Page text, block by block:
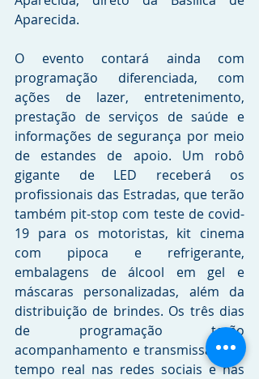
Aparecida.
O evento contará ainda com
programação diferenciada, com
ações de lazer, entretenimento,
prestação de serviços de saúde e
informações de segurança por meio
de estandes de apoio. Um robô
gigante de LED receberá os
profissionais das Estradas, que terão
também pit-stop com teste de covid-
19 para os motoristas, kit cinema
com pipoca e refrigerante,
embalagens de álcool em gel e
máscaras personalizadas, além da
distribuição de brindes. Os três dias
de programação terão
acompanhamento e transmissão em
tempo real nas redes sociais e nas